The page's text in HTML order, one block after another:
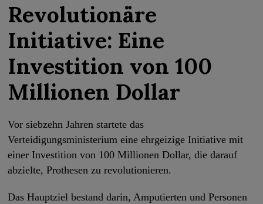
Revolutionäre
Initiative: Eine
Investition von 100
Millionen Dollar
Vor siebzehn Jahren startete das
Verteidigungsministerium eine ehrgeizige Initiative mit
einer Investition von 100 Millionen Dollar, die darauf
abzielte, Prothesen zu revolutionieren.
Das Hauptziel bestand darin, Amputierten und Personen